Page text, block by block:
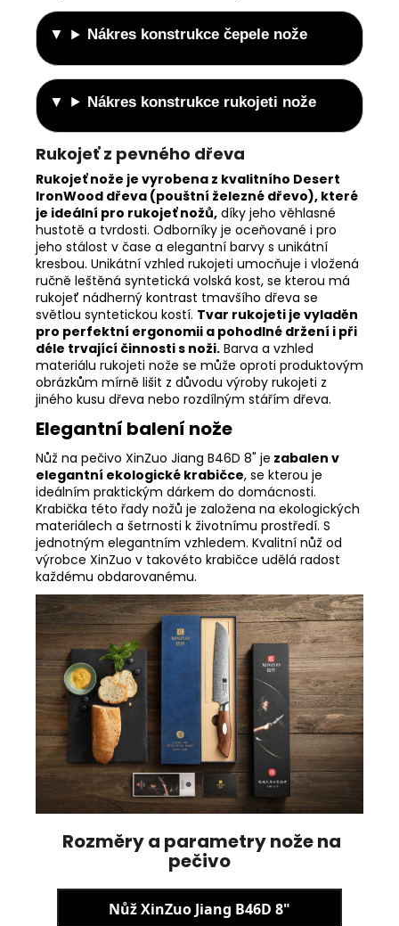
Nákres konstrukce čepele nože
Nákres konstrukce rukojeti nože
Rukojeť z pevného dřeva
Rukojeť nože je vyrobena z kvalitního Desert
IronWood dřeva (pouštní železné dřevo), které
je ideální pro rukojeť nožů, díky jeho věhlasné
hustotě a tvrdosti. Odborníky je oceňované i pro
jeho stálost v čase a elegantní barvy s unikátní
kresbou. Unikátní vzhled rukojeti umocňuje i vložená
ručně leštěná syntetická volská kost, se kterou má
rukojeť nádherný kontrast tmavšího dřeva se
světlou syntetickou kostí. Tvar rukojeti je vyladěn
pro perfektní ergonomii a pohodlné držení i při
déle trvající činnosti s noži. Barva a vzhled
materiálu rukojeti nože se může oproti produktovým
obrázkům mírně lišit z důvodu výroby rukojeti z
jiného kusu dřeva nebo rozdílným stářím dřeva.
Elegantní balení nože
Nůž na pečivo XinZuo Jiang B46D 8" je zabalen v
elegantní ekologické krabičce, se kterou je
ideálním praktickým dárkem do domácnosti.
Krabička této řady nožů je založena na ekologických
materiálech a šetrnosti k životnímu prostředí. S
jednotným elegantním vzhledem. Kvalitní nůž od
výrobce XinZuo v takovéto krabičce udělá radost
každému obdarovanému.
Rozměry a parametry nože na
pečivo
Nůž XinZuo Jiang B46D 8"